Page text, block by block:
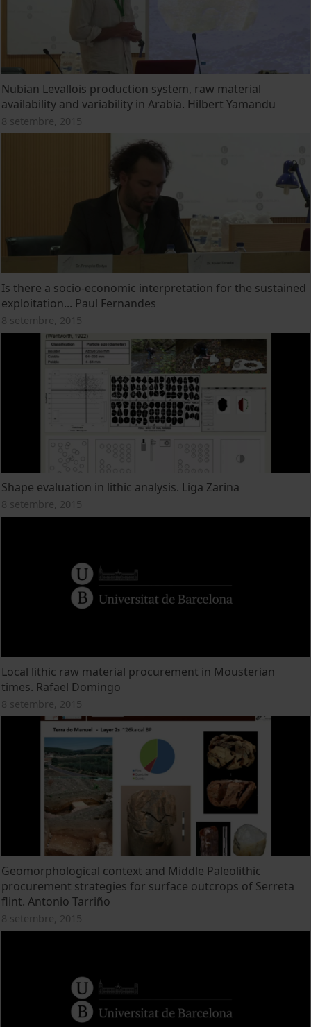
Nubian Levallois production system, raw material
availability and variability in Arabia. Hilbert Yamandu
8 setembre, 2015
Is there a socio-economic interpretation for the sustained
exploitation... Paul Fernandes
8 setembre, 2015
Shape evaluation in lithic analysis. Liga Zarina
8 setembre, 2015
Local lithic raw material procurement in Mousterian
times. Rafael Domingo
8 setembre, 2015
Geomorphological context and Middle Paleolithic
procurement strategies for surface outcrops of Serreta
flint. Antonio Tarriño
8 setembre, 2015